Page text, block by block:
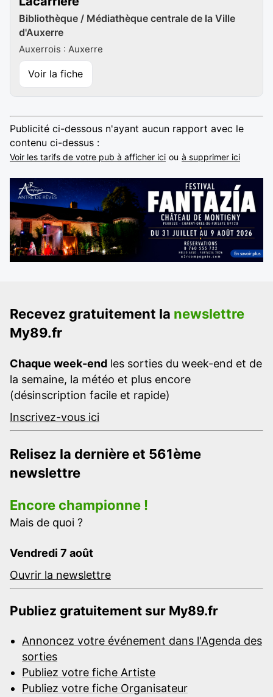
Bibliothèque / Médiathèque centrale de la Ville
d'Auxerre
Auxerrois : Auxerre
Voir la fiche
Publicité ci-dessous n'ayant aucun rapport avec le
contenu ci-dessus :
Voir les tarifs de votre pub à afficher ici ou à supprimer ici
Recevez gratuitement la newslettre
My89.fr
Chaque week-end les sorties du week-end et de
la semaine, la météo et plus encore
(désinscription facile et rapide)
Inscrivez-vous ici
Relisez la dernière et 561ème
newslettre
Encore championne !
Mais de quoi ?
Vendredi 7 août
Ouvrir la newslettre
Publiez gratuitement sur My89.fr
Annoncez votre événement dans l'Agenda des
sorties
Publiez votre fiche Artiste
Publiez votre fiche Organisateur